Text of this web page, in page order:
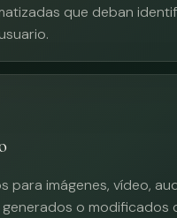
que deban
para imágenes, vídeo,
o modificados